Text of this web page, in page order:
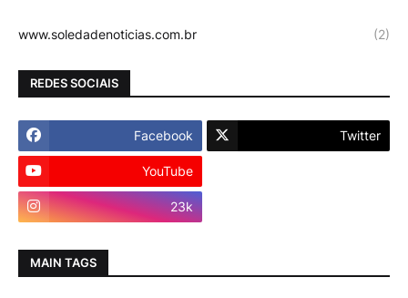
www.soledadenoticias.com.br (2)
REDES SOCIAIS
Facebook Twitter
YouTube
23k
MAIN TAGS